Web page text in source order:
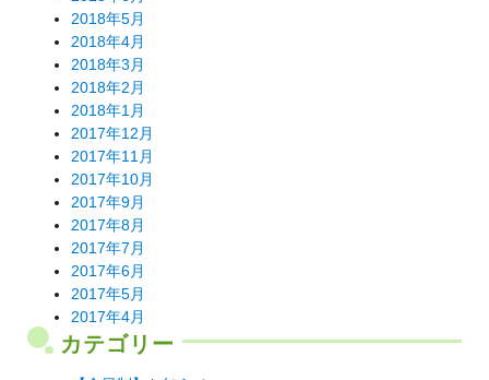
2018年5月
2018年4月
2018年3月
2018年2月
2018年1月
2017年12月
2017年11月
2017年10月
2017年9月
2017年8月
2017年7月
2017年6月
2017年5月
2017年4月
カテゴリー